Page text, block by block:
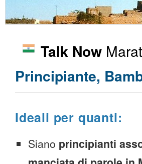
Talk Now
Principiante,
Ideali per quanti:
Siano principianti